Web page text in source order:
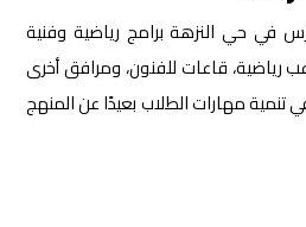
في حي النزهة برامج رياضية وفنية
رياضية، قاعات للفنون، ومرافق أخرى
مهارات الطلاب بعيدًا عن المنهج